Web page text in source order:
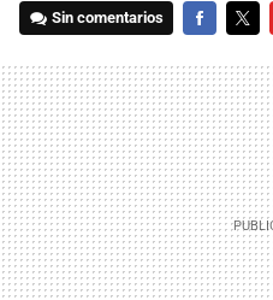
Sin comentarios